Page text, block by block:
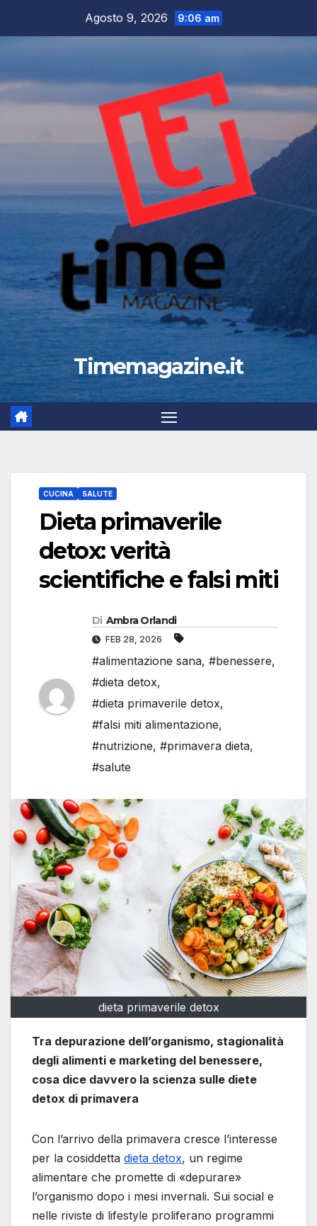
Agosto 9, 2026 9:06 am
Timemagazine.it
CUCINA SALUTE
Dieta primaverile
detox: verità
scientifiche e falsi miti
Di Ambra Orlandi
FEB 28, 2026
#alimentazione sana, #benessere,
#dieta detox,
#dieta primaverile detox,
#falsi miti alimentazione,
#nutrizione, #primavera dieta,
#salute
dieta primaverile detox
Tra depurazione dell’organismo, stagionalità
degli alimenti e marketing del benessere,
cosa dice davvero la scienza sulle diete
detox di primavera
Con l’arrivo della primavera cresce l’interesse
per la cosiddetta dieta detox, un regime
alimentare che promette di «depurare»
l’organismo dopo i mesi invernali. Sui social e
nelle riviste di lifestyle proliferano programmi